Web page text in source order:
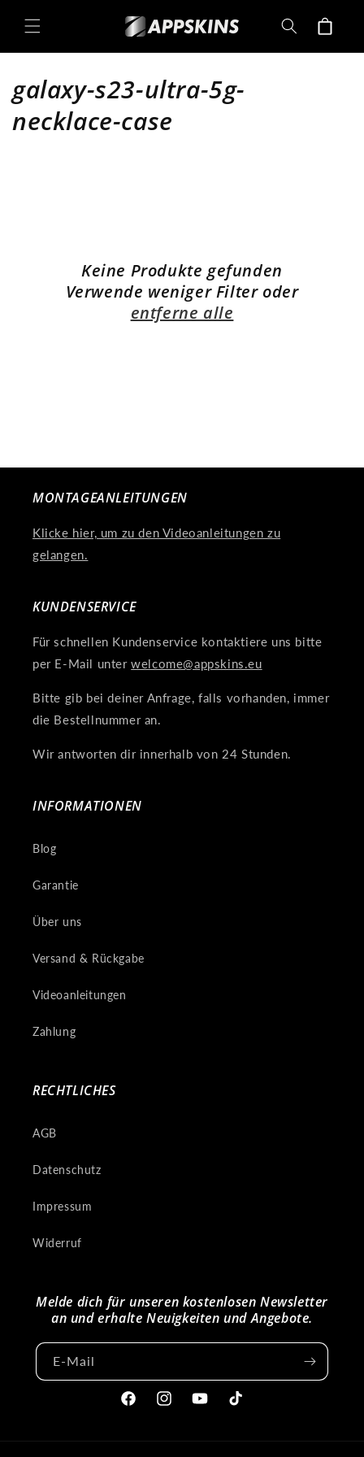
zum
Inhalt
Warenkorb
K
a
galaxy-s23-ultra-5g-
necklace-case
Keine Produkte gefunden
Verwende weniger Filter oder
entferne alle
MONTAGEANLEITUNGEN
Klicke hier, um zu den Videoanleitungen zu
gelangen.
KUNDENSERVICE
Für schnellen Kundenservice kontaktiere uns bitte
per E-Mail unterwelcome@appskins.eu
Bitte gib bei deiner Anfrage, falls vorhanden, immer
die Bestellnummer an.
Wir antworten dir innerhalb von 24 Stunden.
INFORMATIONEN
Blog
Garantie
Über uns
Versand & Rückgabe
Videoanleitungen
Zahlung
RECHTLICHES
AGB
Datenschutz
Impressum
Widerruf
Melde dich für unseren kostenlosen Newsletter
an und erhalte Neuigkeiten und Angebote.
E-Mail
FacebookInstagramYouTubeTikTok